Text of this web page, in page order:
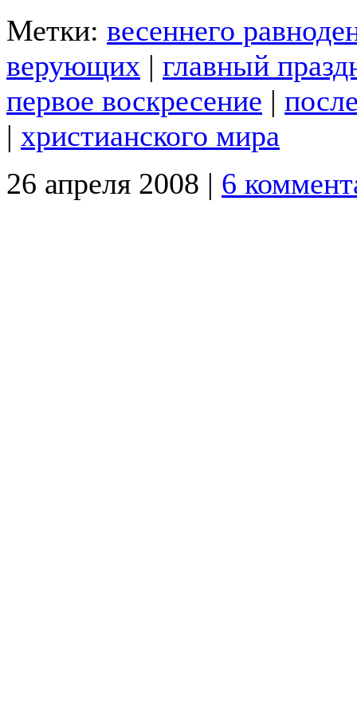
Метки: весеннего
верующих | главный
первое воскресение |
| христианского мира
26 апреля 2008 | 6